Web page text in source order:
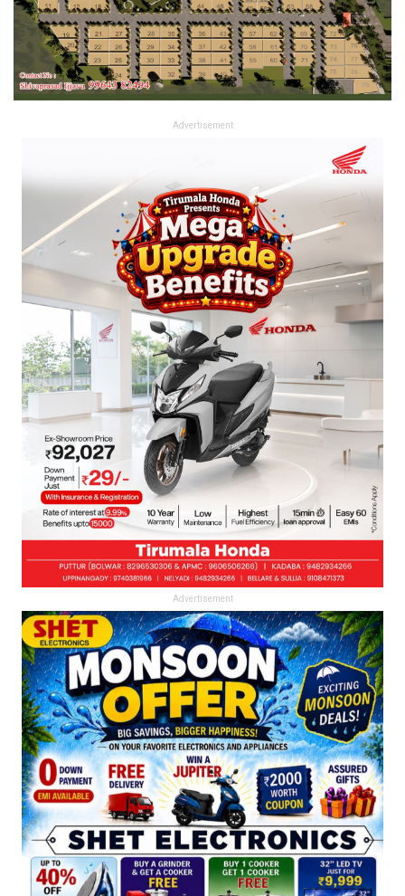
Advertisement
Advertisement